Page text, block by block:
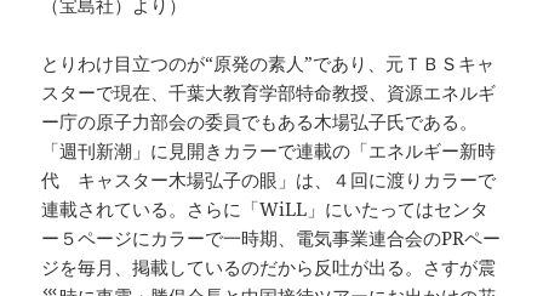
（宝島社）より）
とりわけ目立つのが“原発の素人”であり、元ＴＢＳキャ
スターで現在、千葉大教育学部特命教授、資源エネルギ
ー庁の原子力部会の委員でもある木場弘子氏である。
「週刊新潮」に見開きカラーで連載の「エネルギー新時
代 キャスター木場弘子の眼」は、４回に渡りカラーで
連載されている。さらに「WiLL」にいたってはセンタ
ー５ページにカラーで一時期、電気事業連合会のPRペー
ジを毎月、掲載しているのだから反吐が出る。さすが震